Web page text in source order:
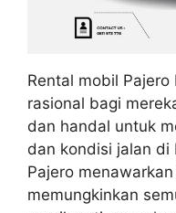
Rental mobil
rasional bagi
dan handal untuk
dan kondisi jalan di
Pajero
memungkinkan